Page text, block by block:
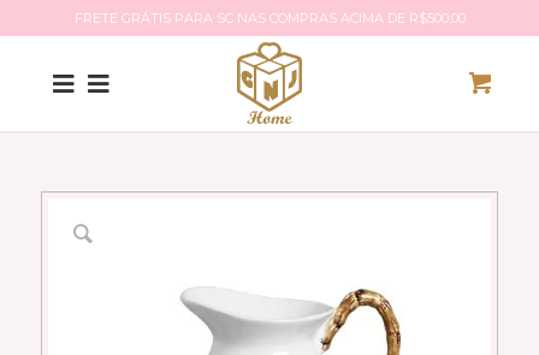
FRETE GRÁTIS PARA SC NAS COMPRAS ACIMA DE R$500,00